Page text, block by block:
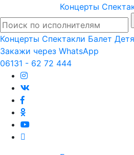
Концерты
Концерты Спектакли Балет
Закажи через WhatsApp
06131 - 62 72 444